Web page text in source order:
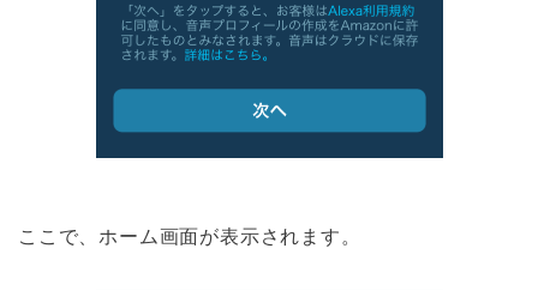
ここで、ホーム画面が表示されます。